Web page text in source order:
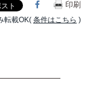
Facebook
印刷
転載OK( 条件はこちら )